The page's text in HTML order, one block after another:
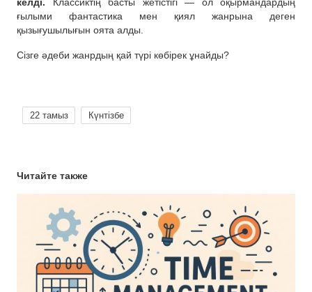
ғылыми фантастика мен қиял жанрына деген
қызығушылығын оята алды.
Сізге әдеби жанрдың қай түрі көбірек ұнайды?
22 тамыз Күнтізбе
Читайте также